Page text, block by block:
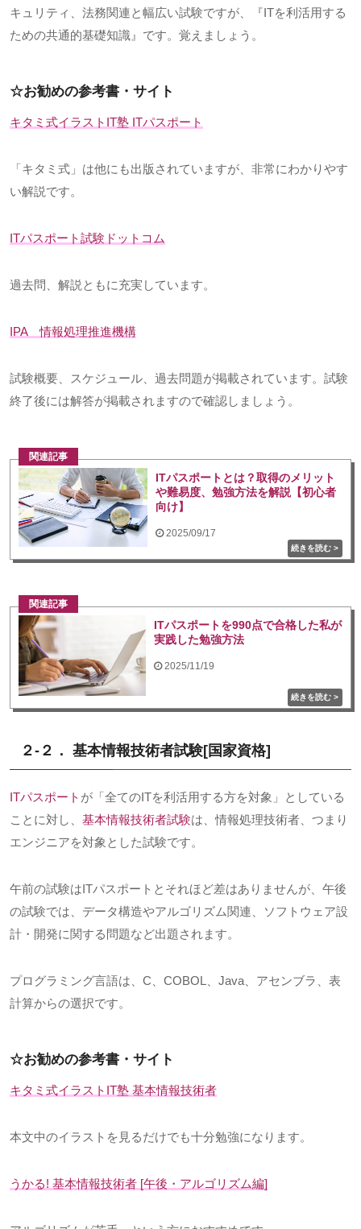
キュリティ、法務関連と幅広い試験ですが、『 ITを利活用する
ための共通的基礎知識』です。覚えましょう。
☆お勧めの参考書・サイト
キタミ式イラスト IT塾 ITパスポート
「キタミ式」は他にも出版されていますが、非常にわかりやす
い解説です。
ITパスポート試験ドットコム
過去問、解説ともに充実しています。
IPA情報処理推進機構
試験概要、スケジュール、過去問題が掲載されています。試験
終了後には解答が掲載されますので確認しましょう。
関連記事
ITパスポートとは？取得のメリット
や難易度、勉強方法を解説【初心者
向け】
2025/09/17
関連記事
ITパスポートを990点で合格した私が
実践した勉強方法
2025/11/19
２-２． 基本情報技術者試験[国家資格]
ITパスポート が「全てのITを利活用する方を対象」としている
ことに対し、 基本情報技術者試験は、情報処理技術者、つまり
エンジニアを対象とした試験です。
午前の試験はITパスポートとそれほど差はありませんが、午後
の試験では、データ構造やアルゴリズム関連、ソフトウェア設
計・開発に関する問題など出題されます。
プログラミング言語は、 C COBOL Java 、アセンブラ、表
計算からの選択です。
☆お勧めの参考書・サイト
キタミ式イラスト IT塾 基本情報技術者
本文中のイラストを見るだけでも十分勉強になります。
うかる! 基本情報技術者 [午後・アルゴリズム編]